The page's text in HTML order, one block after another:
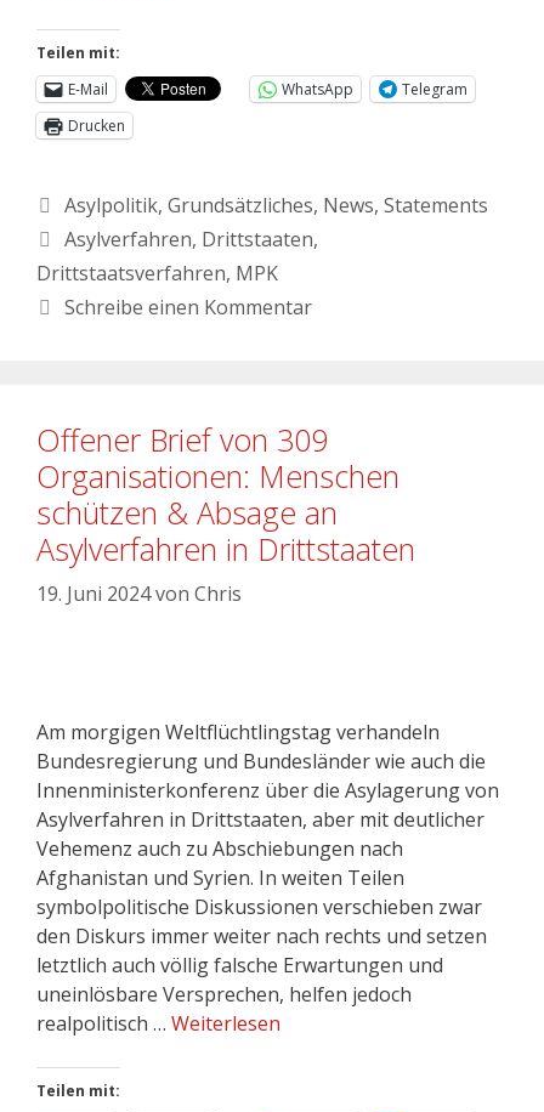
Teilen mit:
E-Mail
WhatsApp
Telegram
Drucken
Asylpolitik, Grundsätzliches, News, Statements
Asylverfahren, Drittstaaten,
Drittstaatsverfahren, MPK
Schreibe einen Kommentar
Offener Brief von 309
Organisationen: Menschen
schützen & Absage an
Asylverfahren in Drittstaaten
19. Juni 2024von Chris
Am morgigen Weltflüchtlingstag verhandeln
Bundesregierung und Bundesländer wie auch die
Innenministerkonferenz über die Asylagerung von
Asylverfahren in Drittstaaten, aber mit deutlicher
Vehemenz auch zu Abschiebungen nach
Afghanistan und Syrien. In weiten Teilen
symbolpolitische Diskussionen verschieben zwar
den Diskurs immer weiter nach rechts und setzen
letztlich auch völlig falsche Erwartungen und
uneinlösbare Versprechen, helfen jedoch
realpolitisch … Weiterlesen
Teilen mit: